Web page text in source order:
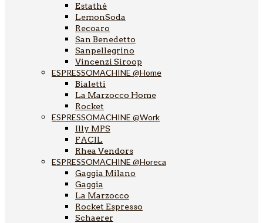
Estathé
LemonSoda
Recoaro
San Benedetto
Sanpellegrino
Vincenzi Siroop
ESPRESSOMACHINE @Home
Bialetti
La Marzocco Home
Rocket
ESPRESSOMACHINE @Work
Illy MPS
FACIL
Rhea Vendors
ESPRESSOMACHINE @Horeca
Gaggia Milano
Gaggia
La Marzocco
Rocket Espresso
Schaerer